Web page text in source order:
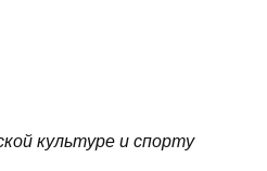
культуре и спорту